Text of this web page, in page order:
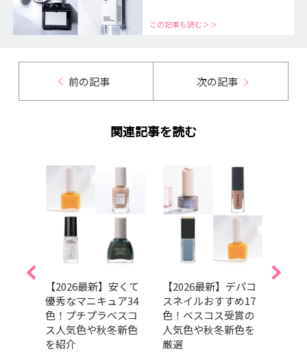
この記事も読む＞＞
前の記事 次の記事
関連記事を読む
【2026最新】安くて
優秀なマニキュア34
色！プチプラベスコ
ス人気色や秋冬新色
を紹介
【2026最新】デパコ
スネイルおすすめ17
色！ベスコス受賞の
人気色や秋冬新色を
厳選